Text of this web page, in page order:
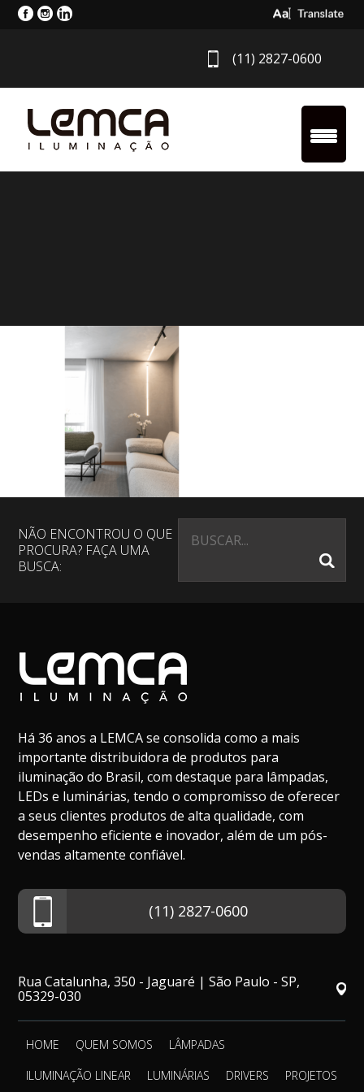
Select
(11) 2827-0600
NÃO ENCONTROU O QUE
PROCURA? FAÇA UMA
BUSCA:
Há 36 anos a LEMCA se consolida como a mais
importante distribuidora de produtos para
iluminação do Brasil, com destaque para lâmpadas,
LEDs e luminárias, tendo o compromisso de oferecer
a seus clientes produtos de alta qualidade, com
desempenho eficiente e inovador, além de um pós-
vendas altamente confiável.
(11) 2827-0600
Rua Catalunha, 350 - Jaguaré | São Paulo - SP,
05329-030
HOME QUEM SOMOS
LÂMPADAS
ILUMINAÇÃO LINEAR
LUMINÁRIAS DRIVERS PROJETOS